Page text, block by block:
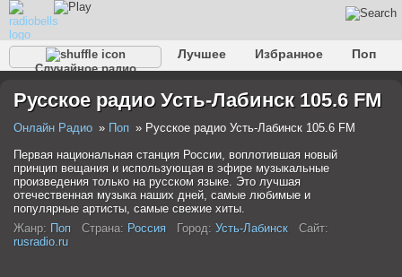
Случайное радио
Лучшее Избранное
Поп
Разговорное
Рэп Транс Дип-хаус
Фолк
Русское радио Усть-Лабинск 105.6 FM
Онлайн Радио Поп
Русское радио Усть-Лабинск 105.6 FM
Первая национальная станция России, воплотившая новый
принцип вещания и использующая в эфире музыкальные
произведения только на русском языке. Это лучшая
отечественная музыка наших дней, самые любимые и
популярные артисты, самые свежие хиты.
Жанр: Поп Страна: Россия Город: Усть-Лабинск
Сайт:
rusradio.ru